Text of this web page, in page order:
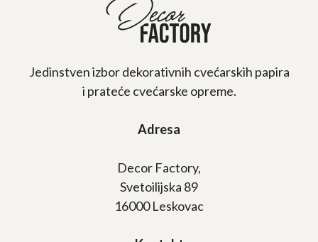
Jedinstven izbor dekorativnih cvećarskih papira
i prateće cvećarske opreme.
Adresa
Decor Factory,
Svetoilijska 89
16000 Leskovac